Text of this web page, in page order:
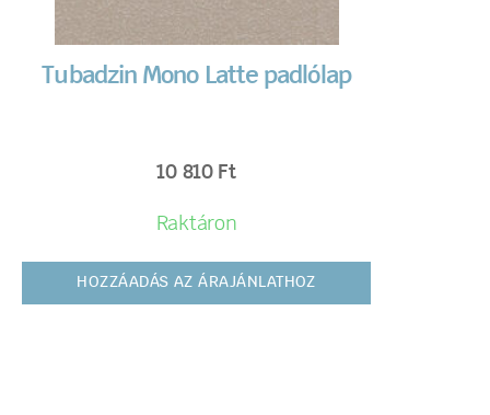
Tubadzin Mono Latte padlólap
10 810 Ft
Raktáron
HOZZÁADÁS AZ ÁRAJÁNLATHOZ